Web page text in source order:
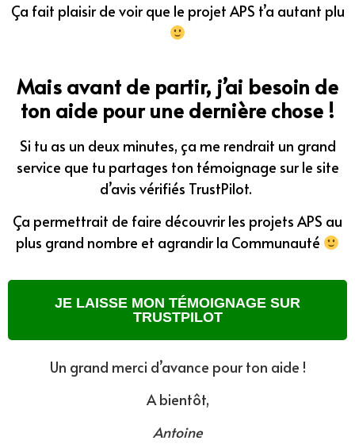
Ça fait plaisir de voir que le projet APS t’a autant plu
Mais avant de partir, j’ai besoin de
ton aide pour une dernière chose !
Si tu as un deux minutes, ça me rendrait un grand
service que tu partages ton témoignage sur le site
d’avis vérifiés TrustPilot.
Ça permettrait de faire découvrir les projets APS au
plus grand nombre et agrandir la Communauté
JE LAISSE MON TÉMOIGNAGE SUR
TRUSTPILOT
Un grand merci d’avance pour ton aide !
A bientôt,
Antoine